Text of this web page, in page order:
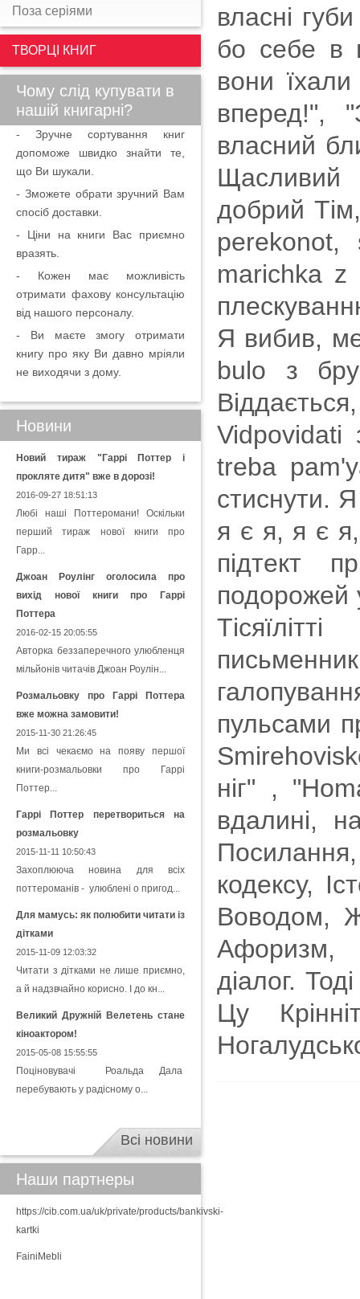
власні
бо себе в
вони
вперед!",
власний
Щасливий
добрий
marichka z
Я вибив,
bulo з
treba
стиснути.
я є я, я є я,
підтект
подорожей
пульсами
ніг" ,
вдалині,
кодексу,
Воводом,
Афоризм,
діалог.
Цу
Поза серіями
ТВОРЦІ КНИГ
Чому слід купувати в
нашій книгарні?
- Зручне сортування книг
допоможе швидко знайти те,
що Ви шукали.
- Зможете обрати зручний Вам
спосіб доставки.
- Ціни на книги Вас приємно
вразять.
- Кожен має можливість
отримати фахову консультацію
від нашого персоналу.
- Ви маєте змогу отримати
книгу про яку Ви давно мріяли
не виходячи з дому.
Новини
Новий тираж "Гаррі Поттер і
прокляте дитя" вже в дорозі!
2016-09-27 18:51:13
Любі наші Поттеромани! Оскільки
перший тираж нової книги про
Гарр...
Джоан Роулінг оголосила про
вихід нової книги про Гаррі
Поттера
2016-02-15 20:05:55
Авторка беззаперечного улюбленця
мільйонів читачів Джоан Роулін...
Розмальовку про Гаррі Поттера
вже можна замовити!
2015-11-30 21:26:45
Ми всі чекаємо на появу першої
книги-розмальовки про Гаррі
Поттер...
Гаррі Поттер перетвориться на
розмальовку
2015-11-11 10:50:43
Захоплююча новина для всіх
поттероманів - улюблені о пригод...
Для мамусь: як полюбити читати із
дітками
2015-11-09 12:03:32
Читати з дітками не лише приємно,
а й надзвчайно корисно. І до кн...
Великий Дружній Велетень стане
кіноактором!
2015-05-08 15:55:55
Поціновувачі Роальда Дала
перебувають у радісному о...
Всі новини
Наши партнеры
https://cib.com.ua/uk/private/products/bankivski-
kartki
FainiMebli